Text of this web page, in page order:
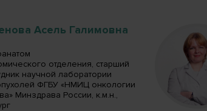
Асель Галимовна
отделения, старший
научной лаборатории
ФГБУ «НМИЦ онкологии
Минздрава России, к.м.н.,